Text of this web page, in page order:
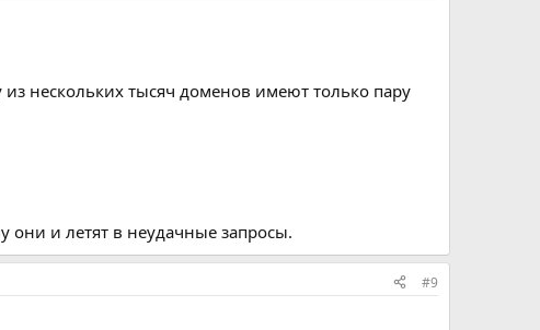
нескольких тысяч доменов имеют только пару
они и летят в неудачные запросы.
#9